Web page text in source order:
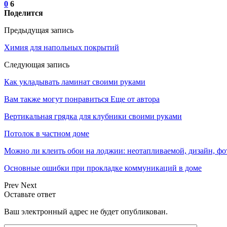
0 6
Поделится
Предыдущая запись
Химия для напольных покрытий
Следующая запись
Как укладывать ламинат своими руками
Вам также могут понравиться Еще от автора
Вертикальная грядка для клубники своими руками
Потолок в частном доме
Можно ли клеить обои на лоджии: неотапливаемой, дизайн,
Основные ошибки при прокладке коммуникаций в доме
Prev Next
Оставьте ответ
Ваш электронный адрес не будет опубликован.